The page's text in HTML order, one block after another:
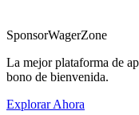
SponsorWagerZone
La mejor plataforma de
bono de bienvenida.
Explorar Ahora